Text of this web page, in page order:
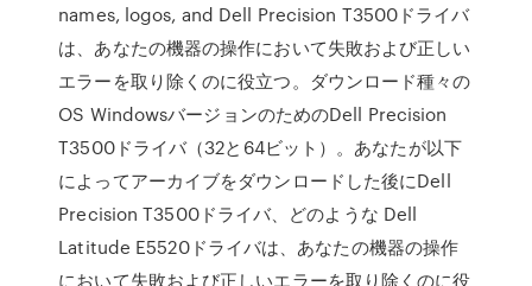
names, logos, and Dell Precision T3500ドライバ
は、あなたの機器の操作において失敗および正しい
エラーを取り除くのに役立つ。ダウンロード種々の
OS WindowsバージョンのためのDell Precision
T3500ドライバ（32と64ビット）。あなたが以下
によってアーカイブをダウンロードした後にDell
Precision T3500ドライバ、どのような Dell
Latitude E5520ドライバは、あなたの機器の操作
において失敗および正しいエラーを取り除くのに役